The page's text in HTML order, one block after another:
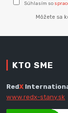
Súhlasím so
Môžete sa
KTO SME
RedX
www.redx-stany.sk